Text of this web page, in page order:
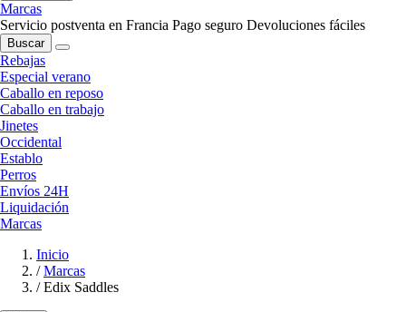
Marcas
Servicio postventa en Francia Pago seguro Devoluciones fáciles
Buscar
Rebajas
Especial verano
Caballo en reposo
Caballo en trabajo
Jinetes
Occidental
Establo
Perros
Envíos 24H
Liquidación
Marcas
Inicio
/ Marcas
/ Edix Saddles